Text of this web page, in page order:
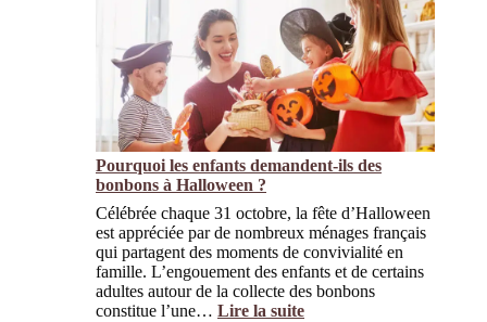
o
u
u
n
s
o
r
t
»
?
t
r
o
u
v
e
r
d
e
b
o
n
b
o
n
Pourquoi les enfants demandent-ils des
bonbons à Halloween ?
Célébrée chaque 31 octobre, la fête d’Halloween
est appréciée par de nombreux ménages français
qui partagent des moments de convivialité en
famille. L’engouement des enfants et de certains
adultes autour de la collecte des bonbons
constitue l’une… Lire la suite